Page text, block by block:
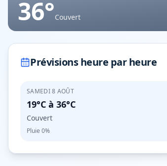
36°Couvert
Prévisions heure par heure
SAMEDI 8 AOÛT
19°C à 36°C
Couvert
Pluie 0%